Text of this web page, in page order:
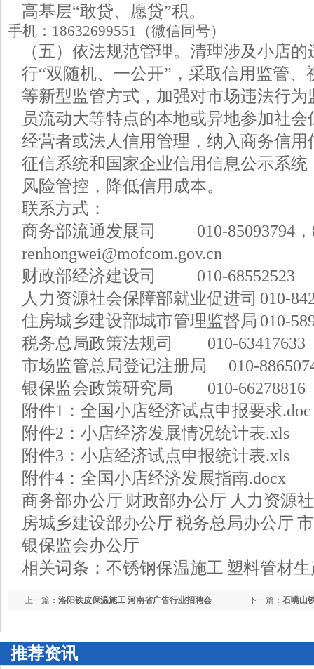
高基层“敢贷、愿贷”积。
手机：18632699551（微信同号）
（五）依法规范管理。清理涉及小店
行“双随机、一公开”，采取信用监管
等新型监管方式，加强对市场违法行
员流动大等特点的本地或异地参加社
经营者或法人信用管理，纳入商务信
征信系统和国家企业信用信息公示系
风险管控，降低信用成本。
联系方式：
商务部流通发展司 010-85093794，
renhongwei@mofcom.gov.cn
财政部经济建设司 010-68552523
人力资源社会保障部就业促进司 010-
住房城乡建设部城市管理监督局 010-
税务总局政策法规司 010-63417633
市场监管总局登记注册局 010-
银保监会政策研究局 010-66278816
附件1：全国小店经济试点申报要求.doc
附件2：小店经济发展情况统计表.xls
附件3：小店经济试点申报统计表.xls
附件4：全国小店经济发展指南.docx
商务部办公厅 财政部办公厅 人力资源
房城乡建设部办公厅 税务总局办公厅
银保监会办公厅
相关词条：不锈钢保温施工 塑料管材
下一篇： 石嘴山
上一篇： 洛阳铁皮保温施工 河南省广告行业招聘会
推荐资讯